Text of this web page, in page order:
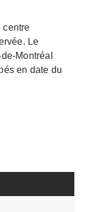
centre
Le
Montréal
en date du